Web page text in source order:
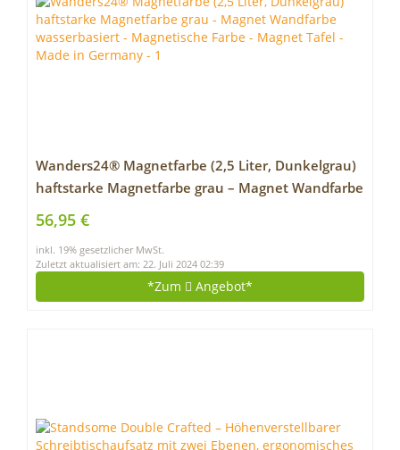
Wanders24® Magnetfarbe (2,5 Liter, Dunkelgrau)
haftstarke Magnetfarbe grau – Magnet Wandfarbe
wasserbasiert – Magnetische Farbe – Magnet Tafel
– Made in Germany
56,95 €
inkl. 19% gesetzlicher MwSt.
Zuletzt aktualisiert am: 22. Juli 2024 02:39
*Zum Angebot*